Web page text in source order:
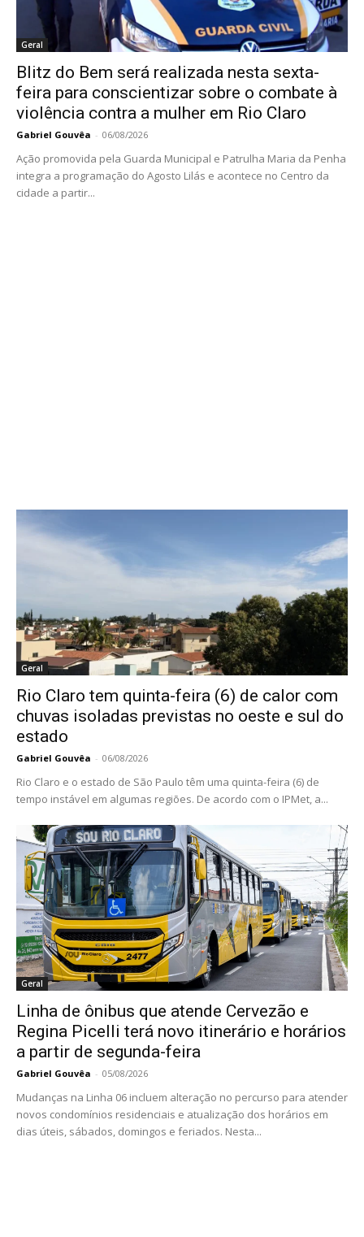
Geral
Blitz do Bem será realizada nesta sexta-
feira para conscientizar sobre o combate à
violência contra a mulher em Rio Claro
Gabriel Gouvêa - 06/08/2026
Ação promovida pela Guarda Municipal e Patrulha Maria da Penha
integra a programação do Agosto Lilás e acontece no Centro da
cidade a partir...
Geral
Rio Claro tem quinta-feira (6) de calor com
chuvas isoladas previstas no oeste e sul do
estado
Gabriel Gouvêa - 06/08/2026
Rio Claro e o estado de São Paulo têm uma quinta-feira (6) de
tempo instável em algumas regiões. De acordo com o IPMet, a...
Geral
Linha de ônibus que atende Cervezão e
Regina Picelli terá novo itinerário e horários
a partir de segunda-feira
Gabriel Gouvêa - 05/08/2026
Mudanças na Linha 06 incluem alteração no percurso para atender
novos condomínios residenciais e atualização dos horários em
dias úteis, sábados, domingos e feriados. Nesta...